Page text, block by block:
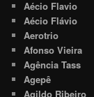
Aécio Flavio
Aécio Flávio
Aerotrio
Afonso Vieira
Agência Tass
Agepê
Agildo Ribeiro